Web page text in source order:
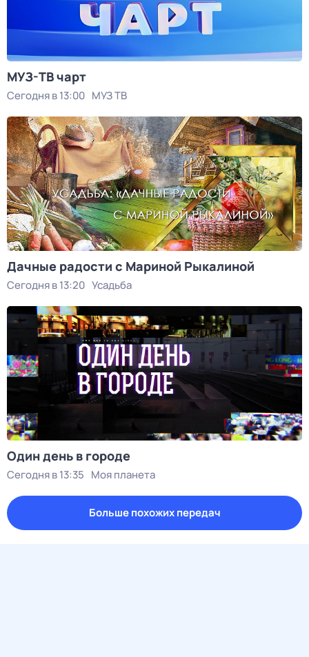
МУЗ-ТВ чарт
Сегодня в 13:00 МУЗ ТВ
Дачные радости с Мариной Рыкалиной
Сегодня в 13:20 Усадьба
Один день в городе
Сегодня в 13:35 Моя планета
Больше похожих передач